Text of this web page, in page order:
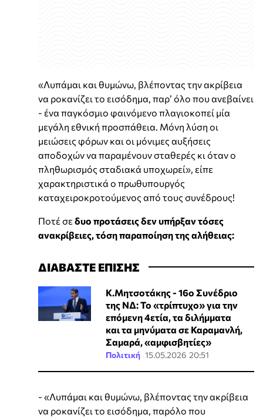
«Λυπάμαι και θυμώνω, βλέποντας την ακρίβεια
να ροκανίζει το εισόδημα, παρ’ όλο που ανεβαίνει
- ένα παγκόσμιο φαινόμενο πλαγιοκοπεί μία
μεγάλη εθνική προσπάθεια. Μόνη λύση οι
μειώσεις φόρων και οι μόνιμες αυξήσεις
αποδοχών να παραμένουν σταθερές κι όταν ο
πληθωρισμός σταδιακά υποχωρεί», είπε
χαρακτηριστικά ο πρωθυπουργός
καταχειροκροτούμενος από τους συνέδρους!
Ποτέ σε δυο προτάσεις δεν υπήρξαν τόσες
ανακρίβειες, τόση παραποίηση της αλήθειας:
ΔΙΑΒΑΣΤΕ ΕΠΙΣΗΣ
Κ.Μητσοτάκης - 16ο Συνέδριο
της ΝΔ: Το «τρίπτυχο» για την
επόμενη 4ετία, τα διλήμματα
και τα μηνύματα σε Καραμανλή,
Σαμαρά, «αμφισβητίες»
Πολιτική 15.05.2026 20:51
- «Λυπάμαι και θυμώνω, βλέποντας την ακρίβεια
να ροκανίζει το εισόδημα, παρόλο που